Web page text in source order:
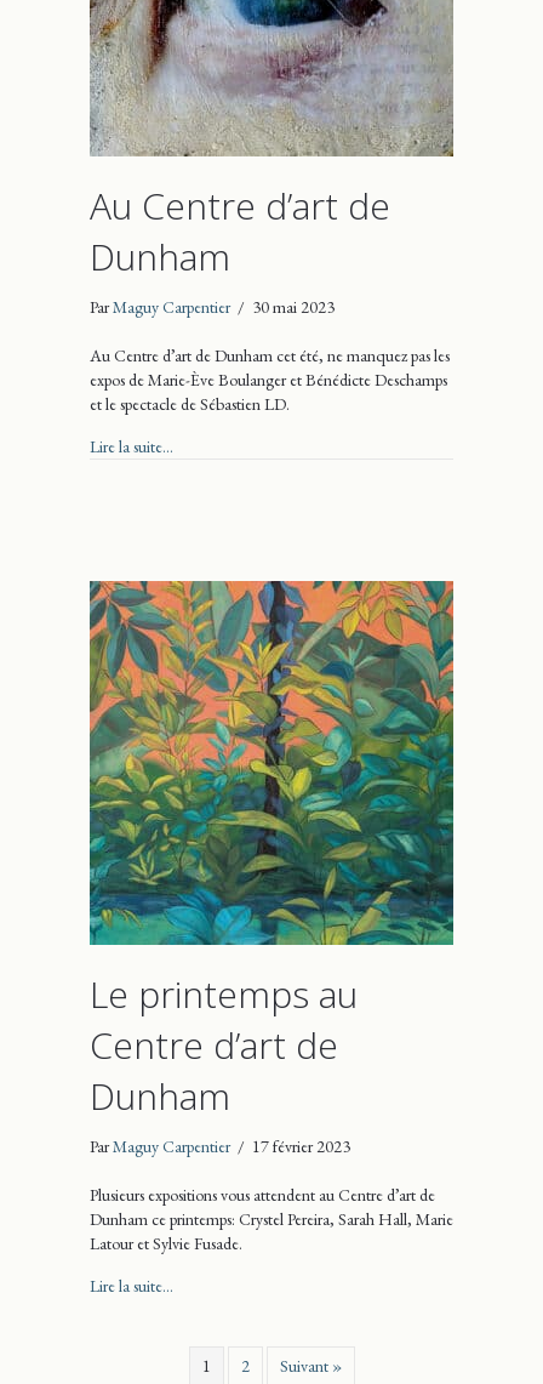
Au Centre d’art de
Dunham
ParMaguy Carpentier / 30 mai 2023
Au Centre d’art de Dunham cet été, ne manquez pas les
expos de Marie-Ève Boulanger et Bénédicte Deschamps
et le spectacle de Sébastien LD.
Lire la suite...
Le printemps au
Centre d’art de
Dunham
ParMaguy Carpentier / 17 février 2023
Plusieurs expositions vous attendent au Centre d’art de
Dunham ce printemps: Crystel Pereira, Sarah Hall, Marie
Latour et Sylvie Fusade.
Lire la suite...
1 2 Suivant »